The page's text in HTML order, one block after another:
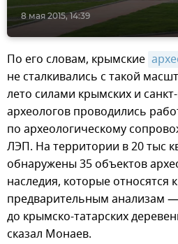
8 мая 2015, 14:39
По его словам, крымские
не сталкивались с такой
лето силами крымских и
археологов проводились
по археологическому
ЛЭП. На территории в 20 тыс
обнаружены 35 объектов
наследия, которые
предварительным анализам
до крымско-татарских
сказал Монаев.